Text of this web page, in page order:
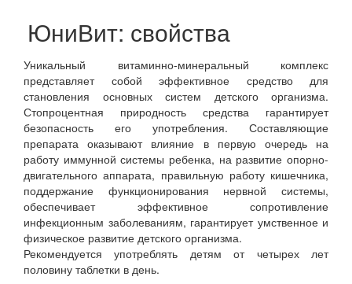
ЮниВит: свойства
Уникальный витаминно-минеральный комплекс
представляет собой эффективное средство для
становления основных систем детского организма.
Стопроцентная природность средства гарантирует
безопасность его употребления. Составляющие
препарата оказывают влияние в первую очередь на
работу иммунной системы ребенка, на развитие опорно-
двигательного аппарата, правильную работу кишечника,
поддержание функционирования нервной системы,
обеспечивает эффективное сопротивление
инфекционным заболеваниям, гарантирует умственное и
физическое развитие детского организма.
Рекомендуется употреблять детям от четырех лет
половину таблетки в день.